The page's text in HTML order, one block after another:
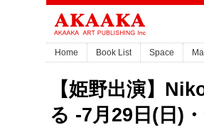
Home Book List Space
【姫野出演】
る -7月29日(日)